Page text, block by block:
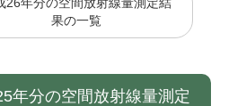
果の一覧
年分の空間放射線量測定